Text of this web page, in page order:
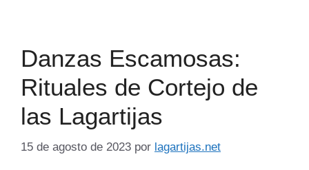
Danzas Escamosas:
Rituales de Cortejo de
las Lagartijas
15 de agosto de 2023 por lagartijas.net